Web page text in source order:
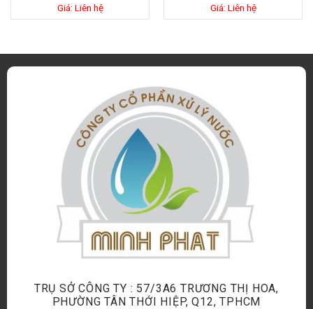
Giá: Liên hệ Giá: Liên hệ
TRỤ SỞ CÔNG TY : 57/3A6 TRƯƠNG THỊ HOA,
PHƯỜNG TÂN THỚI HIỆP, Q12, TPHCM